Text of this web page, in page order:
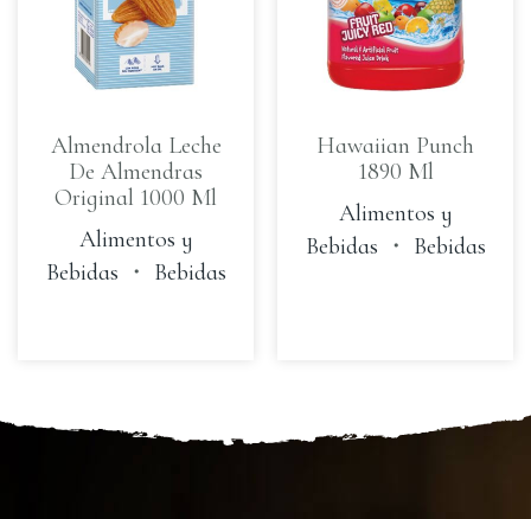
Almendrola Leche
De Almendras
Original 1000 Ml
Alimentos y
Bebidas ・ Bebidas
Hawaiian Punch
1890 Ml
Alimentos y
Bebidas ・ Bebidas